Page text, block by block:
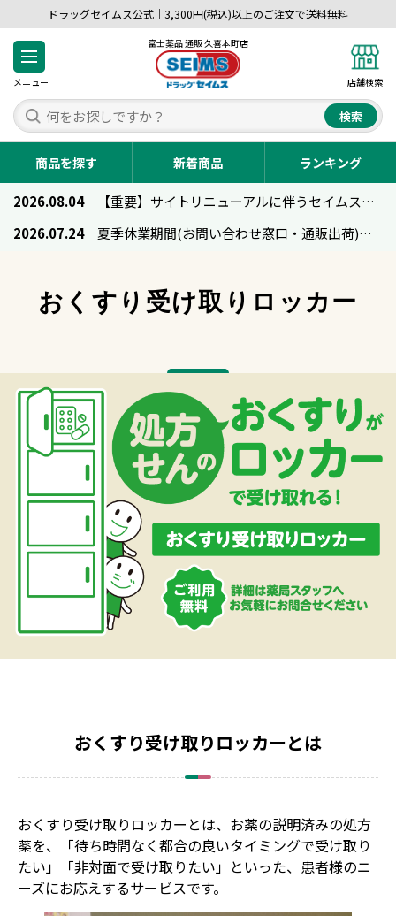
ドラッグセイムス公式｜3,300円(税込)以上のご注文で送料無料
メニュー
富士薬品 通販 久喜本町店
店舗検索
検索
商品を探す 新着商品 ランキング
2026.08.04
【重要】サイトリニューアルに伴うセイムス通販のご利用について
2026.07.24
夏季休業期間(お問い合わせ窓口・通販出荷)のお知らせ
おくすり受け取りロッカー
おくすり受け取りロッカーとは
おくすり受け取りロッカーとは、お薬の説明済みの処方
薬を、「待ち時間なく都合の良いタイミングで受け取り
たい」「非対面で受け取りたい」といった、患者様のニ
ーズにお応えするサービスです。